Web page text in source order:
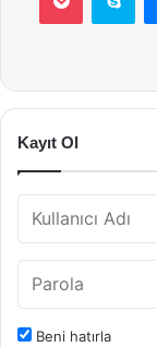
Kayıt Ol
Beni hatırla